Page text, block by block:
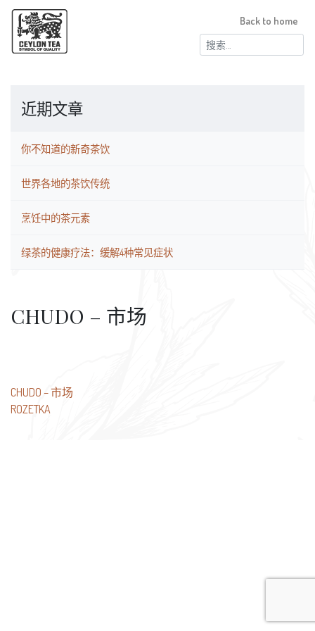
搜
索：
Back to home
近期文章
你不知道的新奇茶饮
世界各地的茶饮传统
烹饪中的茶元素
绿茶的健康疗法：缓解4种常见症状
CHUDO – 市场
文
章
CHUDO – 市场
ROZETKA